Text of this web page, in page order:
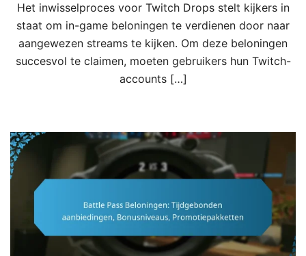
Het inwisselproces voor Twitch Drops stelt kijkers in
staat om in-game beloningen te verdienen door naar
aangewezen streams te kijken. Om deze beloningen
succesvol te claimen, moeten gebruikers hun Twitch-
accounts […]